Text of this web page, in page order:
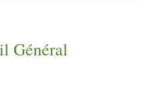
Général